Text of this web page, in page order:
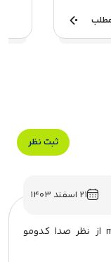
ثبت نظر
۲۱ اسفند ۱۴۰۳
جسارتا بین boom 2 و motion boom plus از نظر صدا کدومو